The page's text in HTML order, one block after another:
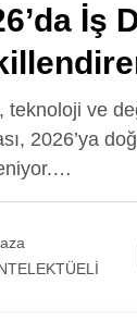
İş
teknoloji ve
2026’ya